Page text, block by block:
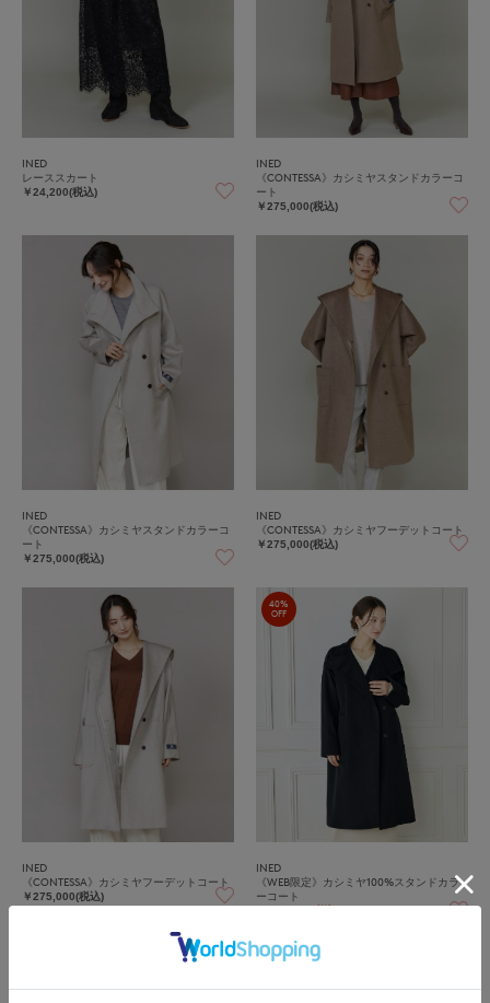
INED
レーススカート
￥24,200(税込)
INED
《CONTESSA》カシミヤスタンドカラーコ
ート
￥275,000(税込)
INED
《CONTESSA》カシミヤスタンドカラーコ
ート
￥275,000(税込)
INED
《CONTESSA》カシミヤフーデットコート
￥275,000(税込)
INED
《CONTESSA》カシミヤフーデットコート
￥275,000(税込)
40%
OFF
INED
《WEB限定》カシミヤ100%スタンドカラ
ーコート
40%